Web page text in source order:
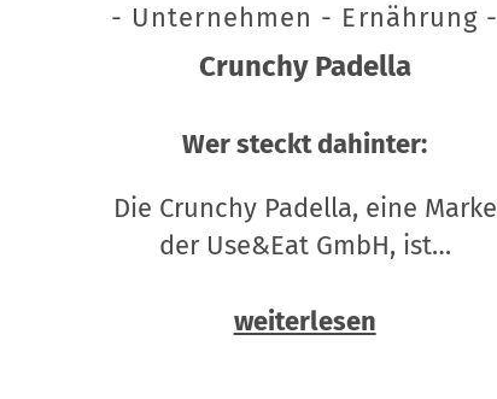
- Unternehmen - Ernährung -
Crunchy Padella
Wer steckt dahinter:
Die Crunchy Padella, eine Marke
der Use&Eat GmbH, ist…
weiterlesen